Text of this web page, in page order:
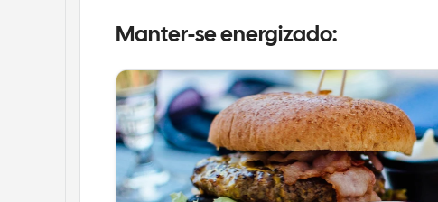
Manter-se energizado: